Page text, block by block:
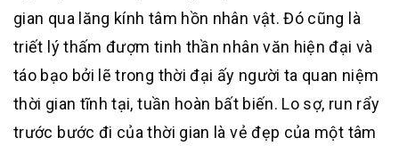
gian qua lăng kính tâm hồn nhân vật. Đó cũng là
triết lý thấm đượm tinh thần nhân văn hiện đại và
táo bạo bởi lẽ trong thời đại ấy người ta quan niệm
thời gian tĩnh tại, tuần hoàn bất biến. Lo sợ, run rẩy
trước bước đi của thời gian là vẻ đẹp của một tâm